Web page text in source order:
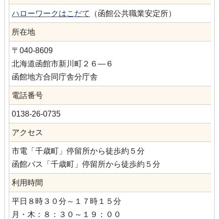
ハローワークはこだて （函館公共職業安定所）
所在地
〒040-8609
北海道函館市新川町２６―６
函館地方合同庁舎分庁舎
電話番号
0138‐26‐0735
アクセス
市電「千歳町」停留所から徒歩約５分
函館バス「千歳町」停留所から徒歩約５分
利用時間
平日８時３０分～１７時１５分
月・木：８：３０～１９：００